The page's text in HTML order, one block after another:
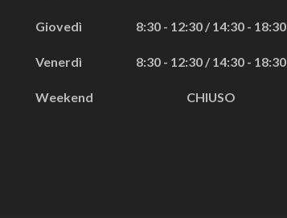
Giovedì 8:30 - 12:30 / 14:30 - 18:30
Venerdì 8:30 - 12:30 / 14:30 - 18:30
Weekend CHIUSO